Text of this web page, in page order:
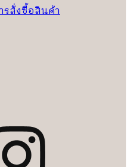
รสั่งซื้อสินค้า